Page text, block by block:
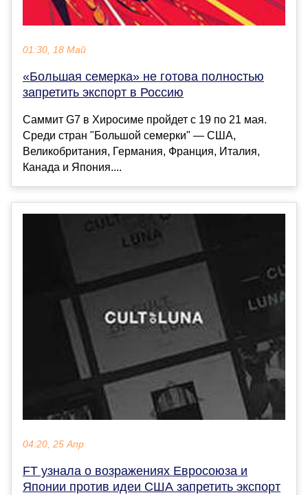
01:30, 18 Май
«Большая семерка» не готова полностью
запретить экспорт в Россию
Саммит G7 в Хиросиме пройдет с 19 по 21 мая.
Среди стран "Большой семерки" — США,
Великобритания, Германия, Франция, Италия,
Канада и Япония....
04:20, 25 Апр
FT узнала о возражениях Евросоюза и
Японии против идеи США запретить экспорт